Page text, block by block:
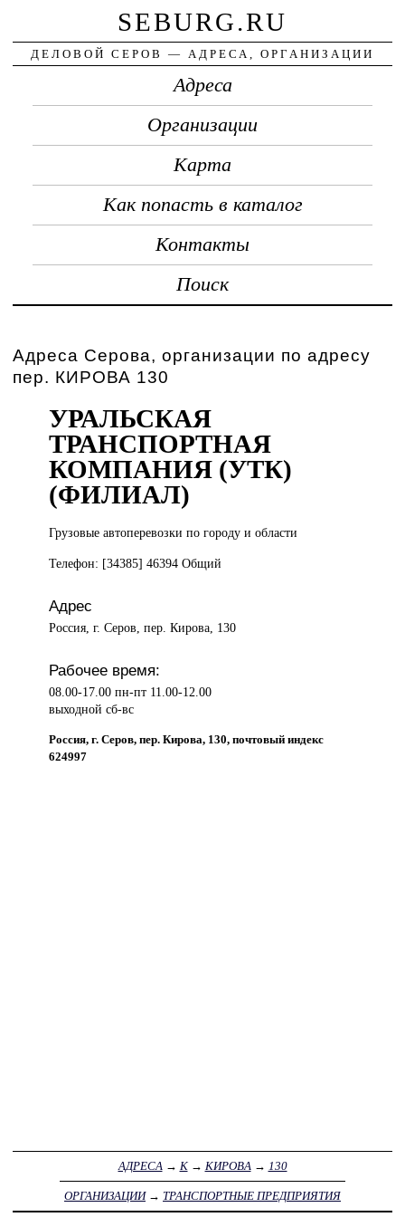
SEBURG.RU
ДЕЛОВОЙ СЕРОВ — АДРЕСА, ОРГАНИЗАЦИИ
Адреса
Организации
Карта
Как попасть в каталог
Контакты
Поиск
Адреса Серова, организации по адресу
пер. КИРОВА 130
УРАЛЬСКАЯ
ТРАНСПОРТНАЯ
КОМПАНИЯ (УТК)
(ФИЛИАЛ)
Грузовые автоперевозкипо городу и области
Телефон: [34385] 46394 Общий
Адрес
Россия, г. Серов, пер. Кирова, 130
Рабочее время:
08.00-17.00 пн-пт 11.00-12.00
выходной сб-вс
Россия, г. Серов, пер. Кирова, 130, почтовый индекс
624997
АДРЕСА→ К→ КИРОВА→ 130
ОРГАНИЗАЦИИ→ ТРАНСПОРТНЫЕ ПРЕДПРИЯТИЯ